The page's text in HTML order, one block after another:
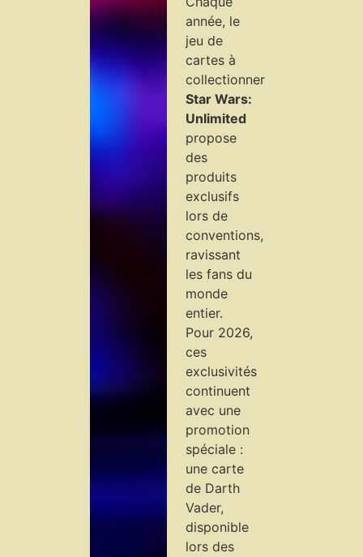
année, le
jeu de
cartes à
collectionner
Star Wars:
Unlimited
propose
des
produits
exclusifs
lors de
conventions,
ravissant
les fans du
monde
entier.
Pour 2026,
ces
exclusivités
continuent
avec une
promotion
spéciale :
une carte
de Darth
Vader,
disponible
lors des